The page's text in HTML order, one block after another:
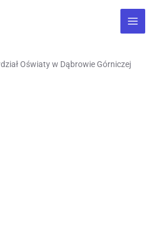
Oświaty w Dąbrowie Górniczej